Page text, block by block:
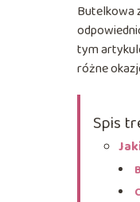
Butelkowa
tym
różne
Spis